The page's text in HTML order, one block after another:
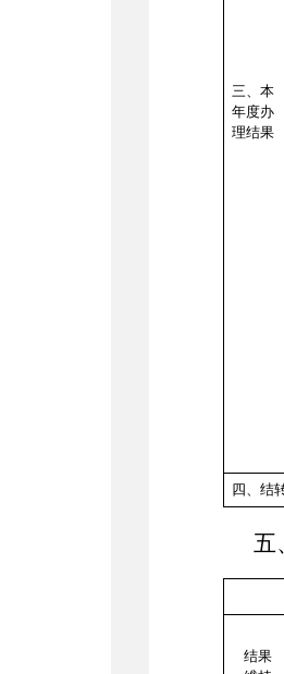
三、本
年度办
理结果
四、结
五
结果